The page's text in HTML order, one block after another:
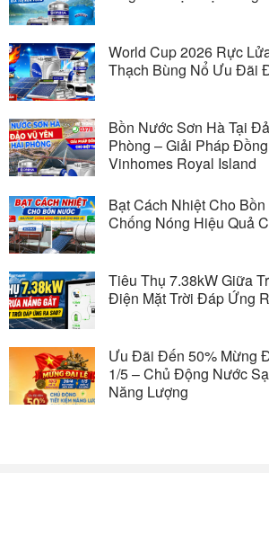
World Cup 2026 Rực
Thạch Bùng Nổ Ưu Đãi
Bồn Nước Sơn Hà Tại
Phòng – Giải Pháp
Vinhomes Royal Island
Bạt Cách Nhiệt Cho
Chống Nóng Hiệu Quả
Tiêu Thụ 7.38kW Giữa
Điện Mặt Trời Đáp Ứng
Ưu Đãi Đến 50% Mừng
1/5 – Chủ Động Nước
Năng Lượng